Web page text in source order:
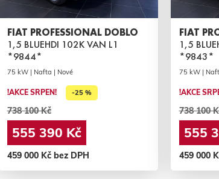
FIAT PROFESSIONAL DOBLO
1,5 BLUEHDI 102K VAN L1
*9844*
75 kW | Nafta | Nové
!AKCE SRPEN! -25 %
738 100 Kč
555 390 Kč
459 000 Kč bez DPH
FIAT
1,5
*9843*
75 kW |
!AKCE
738 100
555
459 000